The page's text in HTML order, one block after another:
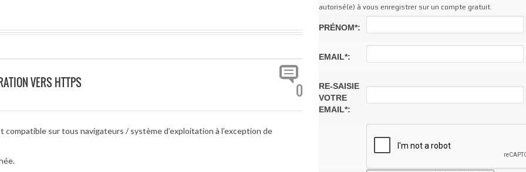
VERS HTTPS 0
sur tous navigateurs / système d’exploitation à l’exception de
autorisé(e) à vous enregistrer sur un compte gratuit.
PRÉNOM*:
EMAIL*:
RE-SAISIE
VOTRE
EMAIL*: